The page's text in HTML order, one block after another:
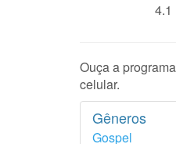
4.1
Ouça a
celular.
Gêneros
Gospel